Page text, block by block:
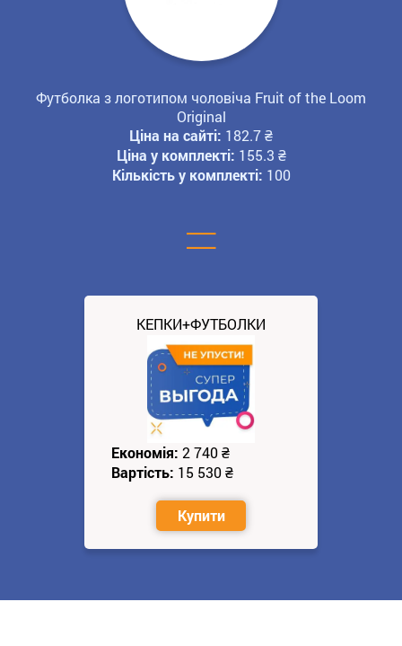
Футболка з логотипом чоловіча Fruit of the Loom
Original
Ціна на сайті: 182.7₴
Ціна у комплекті: 155.3 ₴
Кількість у комплекті: 100
=
КЕПКИ+ФУТБОЛКИ
Економія: 2 740₴
Вартість: 15 530₴
Купити